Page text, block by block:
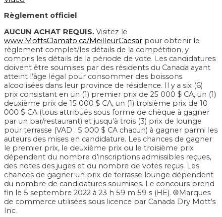
Règlement officiel
AUCUN ACHAT REQUIS. Visitez le
www.MottsClamato.ca/MeilleurCaesar pour obtenir le
règlement complet/les détails de la compétition, y
compris les détails de la période de vote. Les candidatures
doivent être soumises par des résidents du Canada ayant
atteint l’âge légal pour consommer des boissons
alcoolisées dans leur province de résidence. Il y a six (6)
prix consistant en un (1) premier prix de 25 000 $ CA, un (1)
deuxième prix de 15 000 $ CA, un (1) troisième prix de 10
000 $ CA (tous attribués sous forme de chèque à gagner
par un bar/restaurant) et jusqu’à trois (3) prix de lounge
pour terrasse (VAD : 5 000 $ CA chacun) à gagner parmi les
auteurs des mises en candidature. Les chances de gagner
le premier prix, le deuxième prix ou le troisième prix
dépendent du nombre d’inscriptions admissibles reçues,
des notes des juges et du nombre de votes reçus. Les
chances de gagner un prix de terrasse lounge dépendent
du nombre de candidatures soumises. Le concours prend
fin le 5 septembre 2022 à 23 h 59 m 59 s (HE). ®Marques
de commerce utilisées sous licence par Canada Dry Mott’s
Inc.